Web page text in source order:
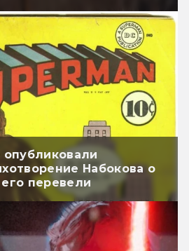
Набокова о
перевели